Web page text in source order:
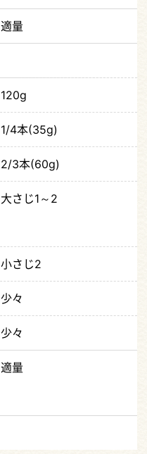
適量
120g
1/4本(35g)
2/3本(60g)
大さじ1～2
小さじ2
少々
少々
適量